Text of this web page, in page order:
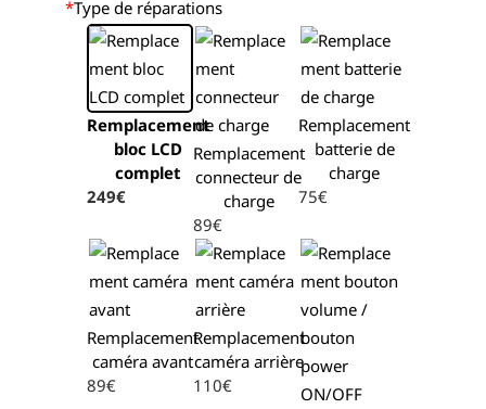
*Type de réparations
Remplacement
bloc LCD
complet
249€
Remplacement
connecteur de
charge
89€
Remplacement
batterie de
charge
75€
Remplacement
caméra avant
89€
Remplacement
caméra arrière
110€